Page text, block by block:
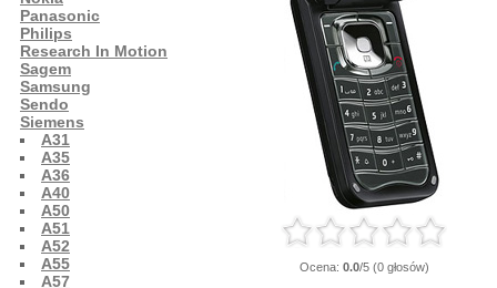
Panasonic
Philips
Research In Motion
Sagem
Samsung
Sendo
Siemens
A31
A35
A36
A40
A50
A51
A52
A55
A57
Ocena: 0.0/5 (0 głosów)